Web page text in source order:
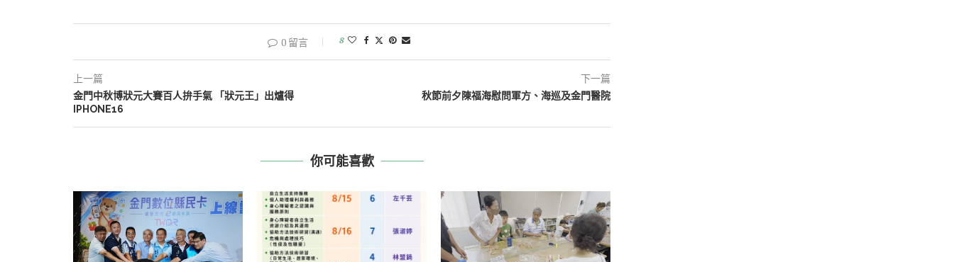
0 留言 8
上一篇
金門中秋博狀元大賽百人拚手氣 「狀元王」出爐得
IPHONE16
下一篇
秋節前夕陳福海慰問軍方、海巡及金門醫院
你可能喜歡